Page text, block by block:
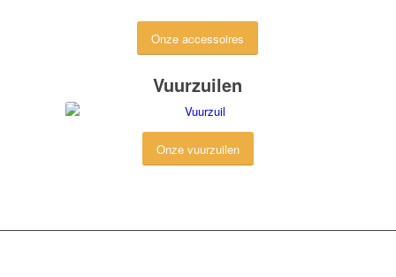
Onze accessoires
Vuurzuilen
Onze vuurzuilen